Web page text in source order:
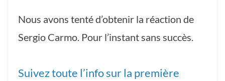
Nous avons tenté d’obtenir la réaction de
Sergio Carmo. Pour l’instant sans succès.
Suivez toute l’info sur la première